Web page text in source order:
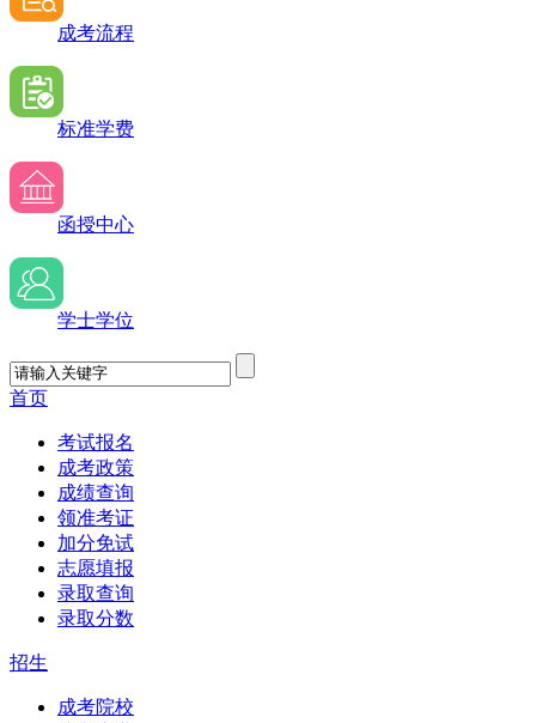
成考流程
标准学费
函授中心
学士学位
首页
考试报名
成考政策
成绩查询
领准考证
加分免试
志愿填报
录取查询
录取分数
招生
成考院校